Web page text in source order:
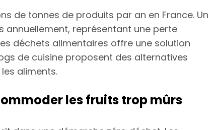
de tonnes de produits par an en France. Un
annuellement, représentant une perte
déchets alimentaires offre une solution
de cuisine proposent des alternatives
aliments.
les fruits trop mûrs